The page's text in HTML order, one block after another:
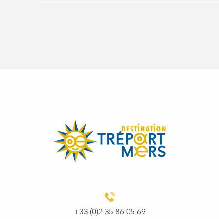
+33 (0)2 35 86 05 69